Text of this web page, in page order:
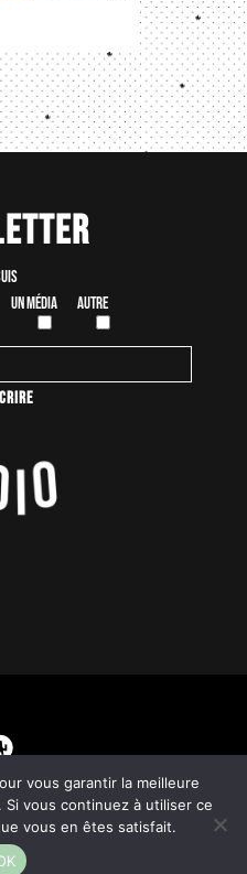
Un média Autre
Paris © Azimuth 2022
vous garantir la meilleure
vous continuez à utiliser ce
vous en êtes satisfait.